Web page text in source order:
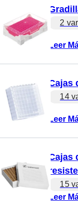
2
Leer
Cajas
14
Leer
Cajas
15
Leer